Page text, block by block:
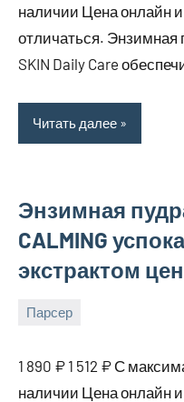
наличии Цена онлайн
отличаться. Энзимная
SKIN Daily Care
Читать далее
Энзимная пудра
CALMING
экстрактом
Парсер
2025
bus_m_ru
1 890 ₽ 1 512 ₽ С
наличии Цена онлайн